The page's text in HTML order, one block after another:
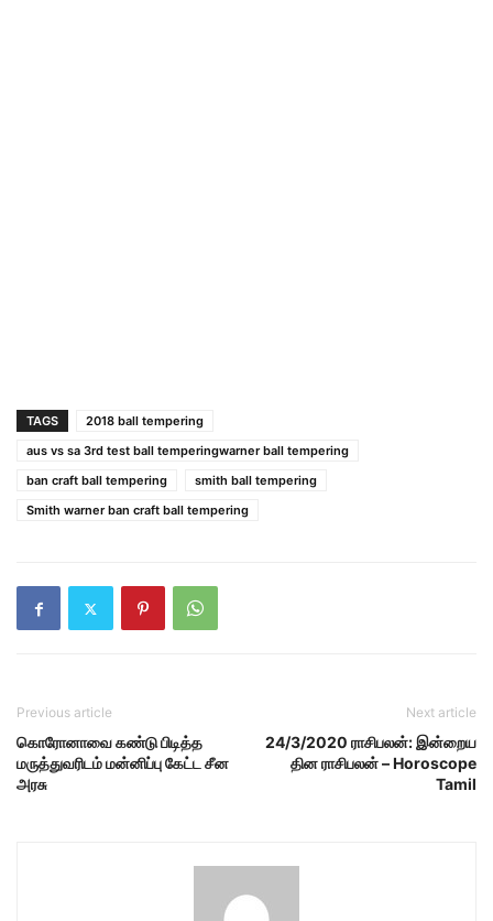
TAGS
2018 ball tempering
aus vs sa 3rd test ball temperingwarner ball tempering
ban craft ball tempering
smith ball tempering
Smith warner ban craft ball tempering
Previous article
கொரோனாவை கண்டு பிடித்த
மருத்துவரிடம் மன்னிப்பு கேட்ட சீன
அரசு
Next article
24/3/2020 ராசிபலன்: இன்றைய
தின ராசிபலன் – Horoscope
Tamil